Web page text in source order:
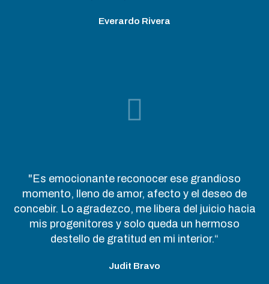
Everardo Rivera
"Es emocionante reconocer ese grandioso
momento, lleno de amor, afecto y el deseo de
concebir. Lo agradezco, me libera del juicio hacia
mis progenitores y solo queda un hermoso
destello de gratitud en mi interior.“
Judit Bravo